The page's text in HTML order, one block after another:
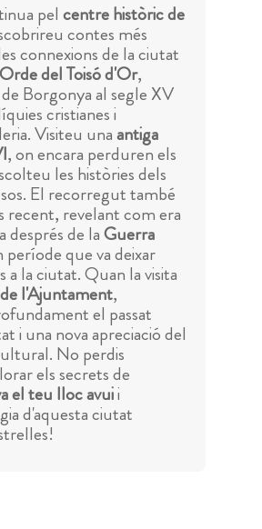
pelcentre històric de
contes més
connexions de la ciutat
Orde del Toisó d'Or,
Borgonya al segle XV
cristianes i
Visiteu unaantiga
, on encara perduren els
les històries dels
El recorregut també
recent, revelant com era
després de laGuerra
període que va deixar
la ciutat. Quan la visita
l'Ajuntament,
el passat
i una nova apreciació del
No perdis
els secrets de
el teu lloc avuii
d'aquesta ciutat